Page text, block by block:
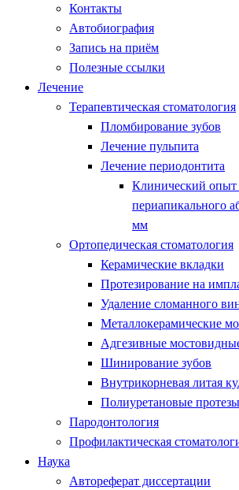
Контакты
Автобиография
Запись на приём
Полезные ссылки
Лечение
Терапевтическая стоматология
Пломбирование зубов
Лечение пульпита
Лечение периодонтита
Клинический опыт
периапикального
мм
Ортопедическая стоматология
Керамические вкладки
Протезирование на
Удаление сломанного
Металлокерамические
Адгезивные
Шинирование зубов
Внутрикорневая литая
Полиуретановые протезы
Пародонтология
Профилактическая
Наука
Автореферат диссертации